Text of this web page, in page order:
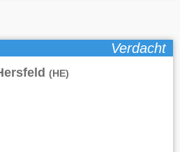
Verdacht
(HE)